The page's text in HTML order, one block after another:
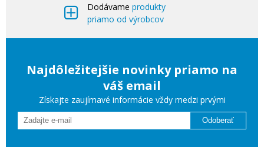
Dodávame produkty
priamo od výrobcov
Najdôležitejšie novinky priamo na
váš email
Získajte zaujímavé informácie vždy medzi prvými
Odoberať